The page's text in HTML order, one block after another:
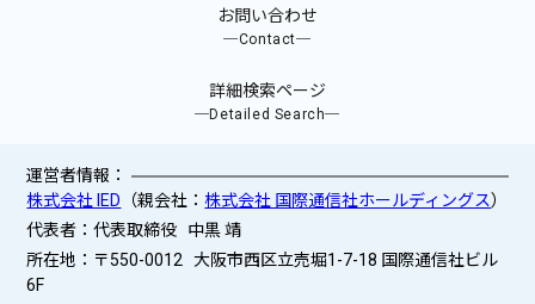
お問い合わせ
─Contact─
詳細検索ページ
─Detailed Search─
運営者情報：
株式会社 IED （親会社：株式会社 国際通信社ホールディングス）
代表者：代表取締役 中黒 靖
所在地：〒550-0012 大阪市西区立売堀1-7-18 国際通信社ビル
6F